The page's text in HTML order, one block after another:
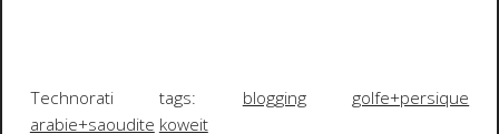
Technorati tags: blogging
golfe+persique
arabie+saoudite koweit